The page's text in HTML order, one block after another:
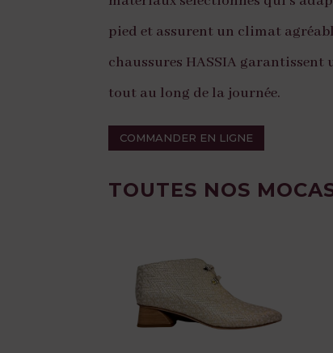
pied et assurent un climat
chaussures HASSIA garantissent
tout au long de la journée.
COMMANDER EN LIGNE
TOUTES NOS